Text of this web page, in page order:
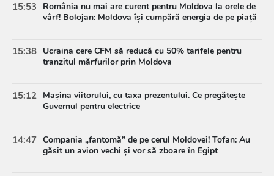
15:53
România nu mai are curent pentru Moldova la orele de
vârf! Bolojan: Moldova își cumpără energia de pe piață
15:38 Ucraina cere CFM să reducă cu 50% tarifele pentru
tranzitul mărfurilor prin Moldova
15:12 Mașina viitorului, cu taxa prezentului. Ce pregătește
Guvernul pentru electrice
14:47 Compania „fantomă” de pe cerul Moldovei! Tofan: Au
găsit un avion vechi și vor să zboare în Egipt